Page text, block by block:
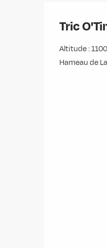
Tric
Altitude :
Hameau de